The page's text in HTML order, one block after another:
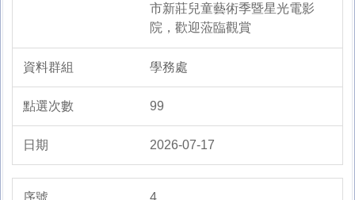
市新莊兒童藝術季暨星光電影
院，歡迎蒞臨觀賞
學務處
99
2026-07-17
4